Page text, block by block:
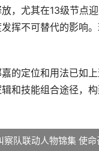
，尤其在13级节点
挥不可替代的影响
嘉的定位和用法已如
和技能组合途径，
队联动人物锦集 使命